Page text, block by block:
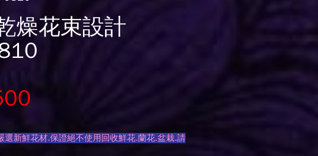
燥花束設計
選新鮮花材.保證絕不使用回收鮮花.蘭花.盆栽.請